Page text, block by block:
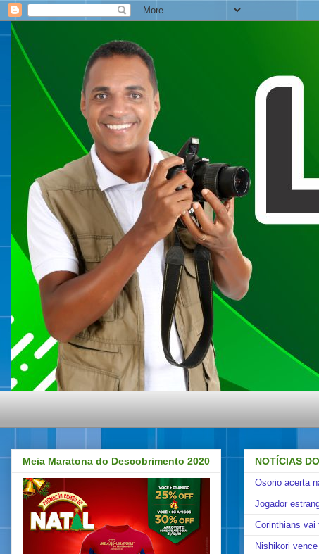
NOTÍCIAS
Osorio acerta
Jogador
Corinthians vai
Nishikori
Meia Maratona do Descobrimento 2020